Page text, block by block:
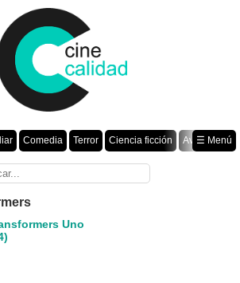
Comedia Terror Ciencia ficción
Aventura
Drama Animación Crimen
☰ Menú